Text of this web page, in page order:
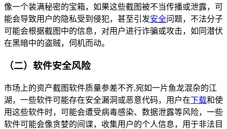
像一个装满秘密的宝箱，如果这些截图被不当传播或泄露，可
能会导致用户的隐私受到侵犯，甚至引发安全问题，不法分子
可能会根据截图中的信息，对用户进行诈骗或攻击，如同潜伏
在黑暗中的盗贼，伺机而动。
（二）软件安全风险
市场上的资产截图软件质量参差不齐,宛如一片鱼龙混杂的江
湖，一些软件可能存在安全漏洞或恶意代码，用户在下载和使
用这些软件时，可能会遭受病毒感染、数据泄露等风险，一些
软件可能会像贪婪的间谍，收集用户的个人信息，用于非法目